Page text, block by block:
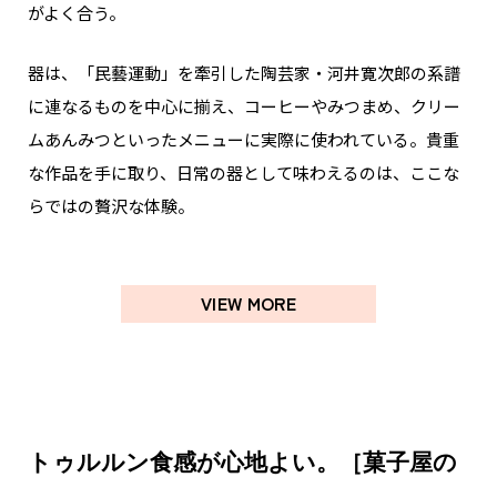
がよく合う。
器は、「民藝運動」を牽引した陶芸家・河井寛次郎の系譜
に連なるものを中心に揃え、コーヒーやみつまめ、クリー
ムあんみつといったメニューに実際に使われている。貴重
な作品を手に取り、日常の器として味わえるのは、ここな
らではの贅沢な体験。
VIEW MORE
トゥルルン食感が心地よい。［菓子屋の